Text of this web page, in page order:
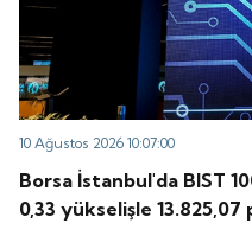
10 Ağustos 2026 10:07:00
Borsa İstanbul'da BIST
0,33 yükselişle 13.825,07